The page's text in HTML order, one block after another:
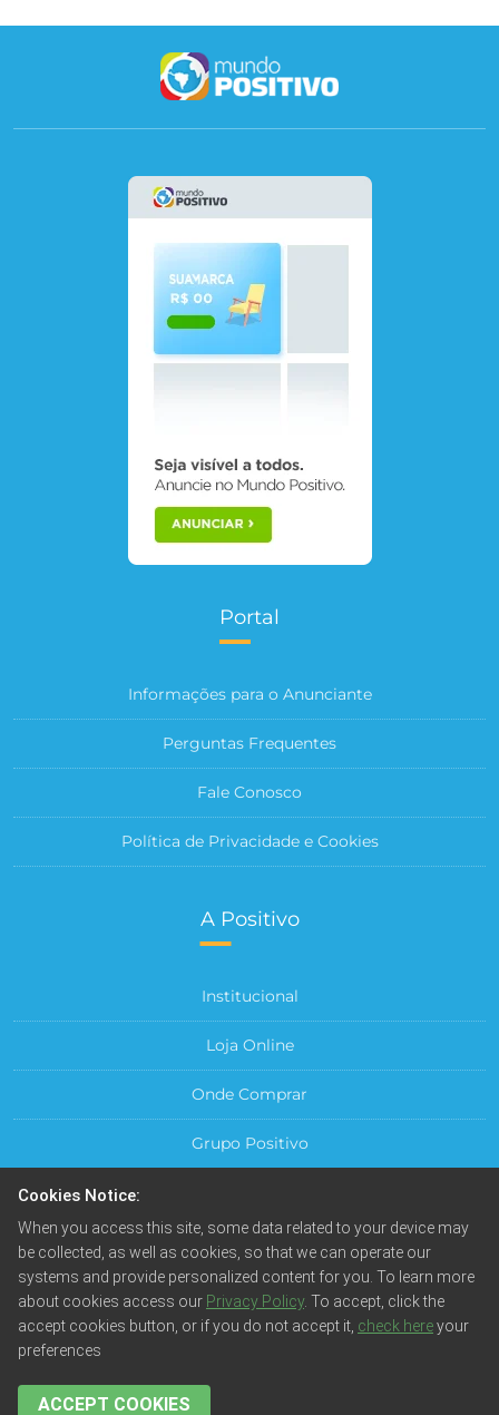
Portal
Informações para o Anunciante
Perguntas Frequentes
Fale Conosco
Política de Privacidade e Cookies
A Positivo
Institucional
Loja Online
Onde Comprar
Grupo Positivo
Central do Cliente
Lei da Informática.
Cookies Notice:
When you access this site, some data related to your device may
be collected, as well as cookies, so that we can operate our
systems and provide personalized content for you. To learn more
about cookies access our Privacy Policy. To accept, click the
accept cookies button, or if you do not accept it, check hereyour
preferences
ACCEPT COOKIES